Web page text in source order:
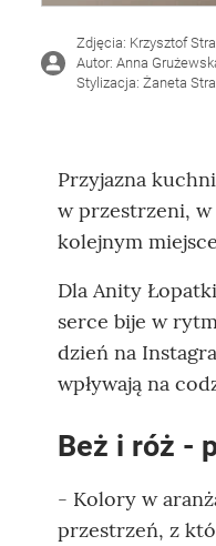
Zdjęcia: Krzysztof
Autor: Anna
Stylizacja: Żaneta
Przyjazna
w przestrzeni, w
kolejnym
Dla Anity Łopatki
serce bije w
dzień na
wpływają na
Beż i róż -
- Kolory w
przestrzeń, z